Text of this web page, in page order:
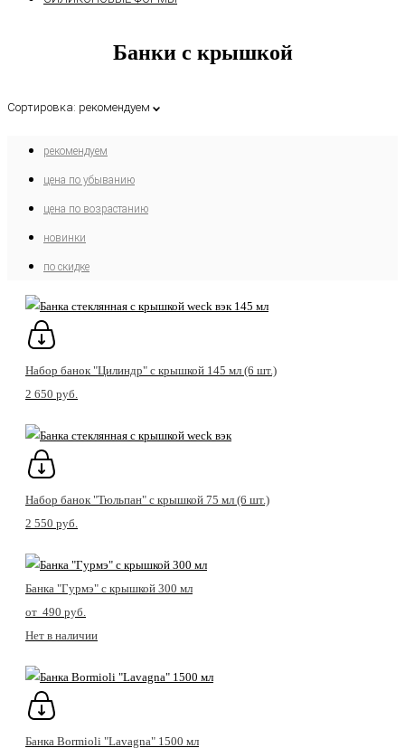
Банки с крышкой
Сортировка: рекомендуем
рекомендуем
цена по убыванию
цена по возрастанию
новинки
по скидке
Набор банок "Цилиндр" с крышкой 145 мл (6 шт.)
2 650 pуб.
Набор банок "Тюльпан" с крышкой 75 мл (6 шт.)
2 550 pуб.
Банка "Гурмэ" с крышкой 300 мл
от 490 pуб.
Нет в наличии
Банка Bormioli "Lavagna" 1500 мл